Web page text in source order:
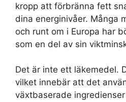
kropp att förbränna fett
dina energinivåer. Många
och runt om i Europa har
som en del av sin
Det är inte ett läkemedel.
vilket innebär att det
växtbaserade